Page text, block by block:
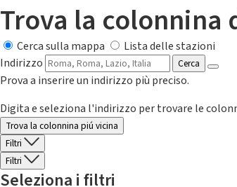
Trova la colonnina
Cerca sulla mappa
Lista delle stazioni
Indirizzo
Cerca
Prova a inserire un indirizzo più preciso.
Digita e seleziona l'indirizzo per trovare le
Trova la colonnina piú vicina
Filtri
Filtri
Seleziona i filtri